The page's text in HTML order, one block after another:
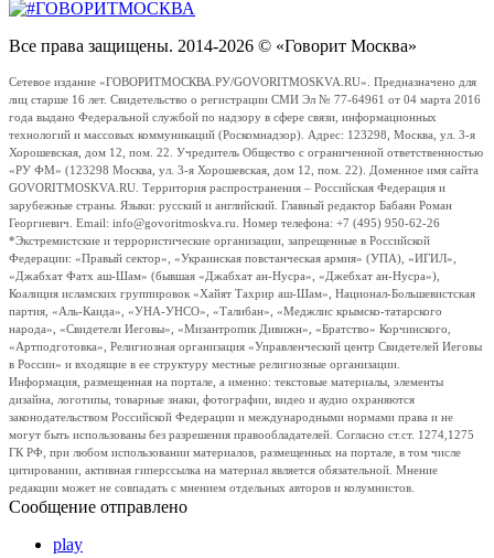
Все права защищены. 2014-2026 © «Говорит Москва»
Сетевое издание «ГОВОРИТМОСКВА.РУ/GOVORITMOSKVA.RU». Предназначено для
лиц старше 16 лет. Свидетельство о регистрации СМИ Эл № 77-64961 от 04 марта 2016
года выдано Федеральной службой по надзору в сфере связи, информационных
технологий и массовых коммуникаций (Роскомнадзор). Адрес: 123298, Москва, ул. 3-я
Хорошевская, дом 12, пом. 22. Учредитель Общество с ограниченной ответственностью
«РУ ФМ» (123298 Москва, ул. 3-я Хорошевская, дом 12, пом. 22). Доменное имя сайта
GOVORITMOSKVA.RU. Территория распространения – Российская Федерация и
зарубежные страны. Языки: русский и английский. Главный редактор Бабаян Роман
Георгиевич. Email: info@govoritmoskva.ru. Номер телефона: +7 (495) 950-62-26
*Экстремистские и террористические организации, запрещенные в Российской
Федерации: «Правый сектор», «Украинская повстанческая армия» (УПА), «ИГИЛ»,
«Джабхат Фатх аш-Шам» (бывшая «Джабхат ан-Нусра», «Джебхат ан-Нусра»),
Коалиция исламских группировок «Хайят Тахрир аш-Шам», Национал-Большевистская
партия, «Аль-Каида», «УНА-УНСО», «Талибан», «Меджлис крымско-татарского
народа», «Свидетели Иеговы», «Мизантропик Дивижн», «Братство» Корчинского,
«Артподготовка», Религиозная организация «Управленческий центр Свидетелей Иеговы
в России» и входящие в ее структуру местные религиозные организации.
Информация, размещенная на портале, а именно: текстовые материалы, элементы
дизайна, логотипы, товарные знаки, фотографии, видео и аудио охраняются
законодательством Российской Федерации и международными нормами права и не
могут быть использованы без разрешения правообладателей. Согласно ст.ст. 1274,1275
ГК РФ, при любом использовании материалов, размещенных на портале, в том числе
цитировании, активная гиперссылка на материал является обязательной. Мнение
редакции может не совпадать с мнением отдельных авторов и колумнистов.
Сообщение отправлено
play